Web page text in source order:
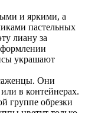
и яркими, а
пастельных
лиану за
украшают
Они
в контейнерах.
группе обрезки